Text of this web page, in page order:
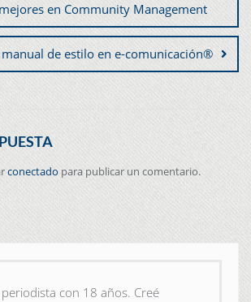
en Community Management
manual de estilo en e-comunicación®
conectado para publicar un comentario.
con 18 años. Creé